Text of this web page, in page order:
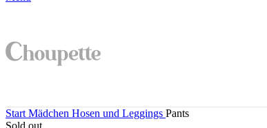
Start Mädchen Hosen und Leggings Pants